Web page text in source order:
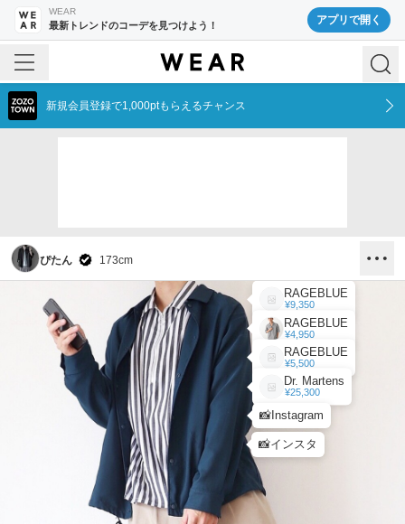
WEAR
最新トレンドのコーデを見つけよう！ アプリで開く
新規会員登録で1,000ptもらえるチャンス
ぴたん 173cm
RAGEBLUE
¥9,350
RAGEBLUE
¥4,950
RAGEBLUE
¥5,500
Dr. Martens
¥25,300
📸Instagram
📸インスタ